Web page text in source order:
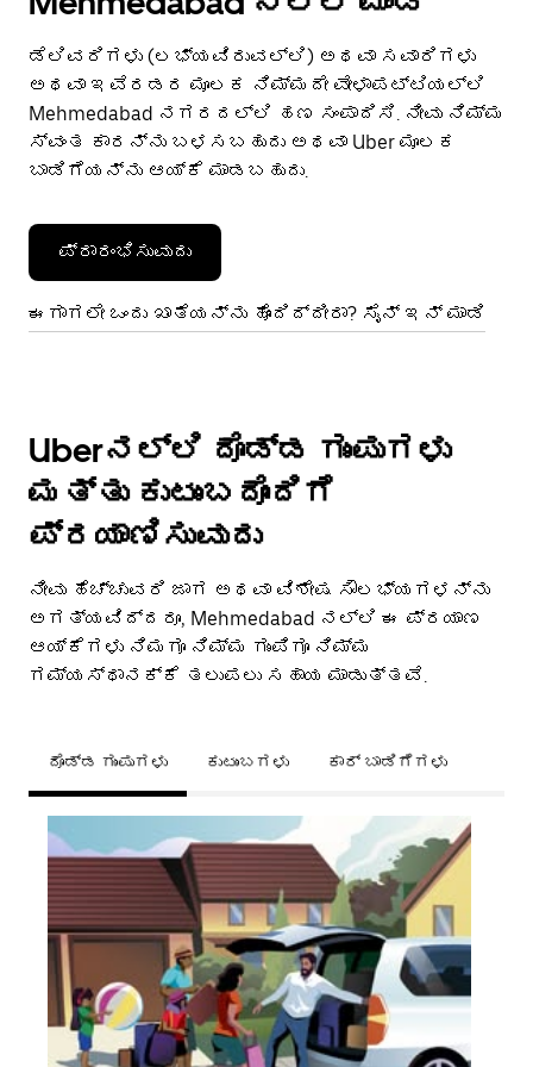
ಡೆಲಿವರಿಗಳು (ಲಭ್ಯವಿರುವಲ್ಲಿ) ಅಥವಾ ಸವಾರಿಗಳು
ಅಥವಾ ಇವೆರಡರ ಮೂಲಕ ನಿಮ್ಮದೇ ವೇಳಾಪಟ್ಟಿಯಲ್ಲಿ
Mehmedabad ನಗರದಲ್ಲಿ ಹಣ ಸಂಪಾದಿಸಿ. ನೀವು ನಿಮ್ಮ
ಸ್ವಂತ ಕಾರನ್ನು ಬಳಸಬಹುದು ಅಥವಾ Uber ಮೂಲಕ
ಬಾಡಿಗೆಯನ್ನು ಆಯ್ಕೆ ಮಾಡಬಹುದು.
ಪ್ರಾರಂಭಿಸುವುದು
ಈಗಾಗಲೇ ಒಂದು ಖಾತೆಯನ್ನು ಹೊಂದಿದ್ದೀರಾ? ಸೈನ್ ಇನ್ ಮಾಡಿ
Uberನಲ್ಲಿ ದೊಡ್ಡ ಗುಂಪುಗಳು
ಮತ್ತು ಕುಟುಂಬದೊಂದಿಗೆ
ಪ್ರಯಾಣಿಸುವುದು
ನೀವು ಹೆಚ್ಚುವರಿ ಜಾಗ ಅಥವಾ ವಿಶೇಷ ಸೌಲಭ್ಯಗಳನ್ನು
ಅಗತ್ಯವಿದ್ದರೂ, Mehmedabad ನಲ್ಲಿ ಈ ಪ್ರಯಾಣ
ಆಯ್ಕೆಗಳು ನಿಮಗೂ ನಿಮ್ಮ ಗುಂಪಿಗೂ ನಿಮ್ಮ
ಗಮ್ಯಸ್ಥಾನಕ್ಕೆ ತಲುಪಲು ಸಹಾಯ ಮಾಡುತ್ತವೆ.
ದೊಡ್ಡ ಗುಂಪುಗಳು ಕುಟುಂಬಗಳು ಕಾರ್ ಬಾಡಿಗೆಗಳು